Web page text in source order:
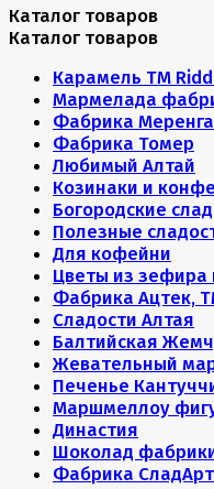
Каталог товаров
Каталог товаров
Карамель ТМ
Мармелада
Фабрика Меренга
Фабрика Томер
Любимый Алтай
Козинаки и
Богородские
Полезные
Для кофейни
Цветы из зефира
Фабрика Ацтек,
Сладости Алтая
Балтийская
Жевательный
Печенье
Маршмеллоу
Династия
Шоколад
Фабрика СладАрт